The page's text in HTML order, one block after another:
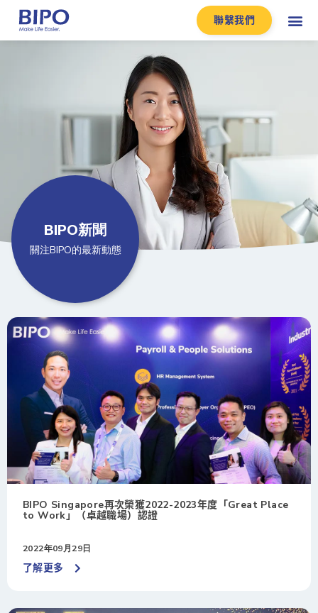
聯繫我們
BIPO新聞
關注BIPO的最新動態
BIPO Singapore再次榮獲2022-2023年度「Great Place
to Work」（卓越職場）認證
2022年09月29日
了解更多